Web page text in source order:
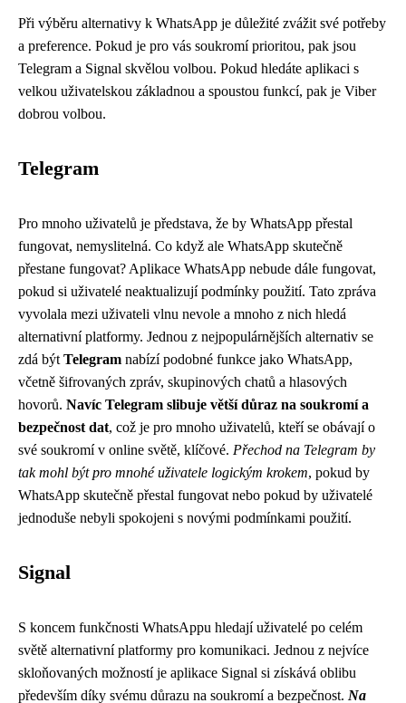
Při výběru alternativy k WhatsApp je důležité zvážit své potřeby
a preference. Pokud je pro vás soukromí prioritou, pak jsou
Telegram a Signal skvělou volbou. Pokud hledáte aplikaci s
velkou uživatelskou základnou a spoustou funkcí, pak je Viber
dobrou volbou.
Telegram
Pro mnoho uživatelů je představa, že by WhatsApp přestal
fungovat, nemyslitelná. Co když ale WhatsApp skutečně
přestane fungovat? Aplikace WhatsApp nebude dále fungovat,
pokud si uživatelé neaktualizují podmínky použití. Tato zpráva
vyvolala mezi uživateli vlnu nevole a mnoho z nich hledá
alternativní platformy. Jednou z nejpopulárnějších alternativ se
zdá být Telegram nabízí podobné funkce jako WhatsApp,
včetně šifrovaných zpráv, skupinových chatů a hlasových
hovorů. Navíc Telegram slibuje větší důraz na soukromí a
bezpečnost dat, což je pro mnoho uživatelů, kteří se obávají o
své soukromí v online světě, klíčové. Přechod na Telegram by
tak mohl být pro mnohé uživatele logickým krokem, pokud by
WhatsApp skutečně přestal fungovat nebo pokud by uživatelé
jednoduše nebyli spokojeni s novými podmínkami použití.
Signal
S koncem funkčnosti WhatsAppu hledají uživatelé po celém
světě alternativní platformy pro komunikaci. Jednou z nejvíce
skloňovaných možností je aplikace Signal si získává oblibu
především díky svému důrazu na soukromí a bezpečnost. Na